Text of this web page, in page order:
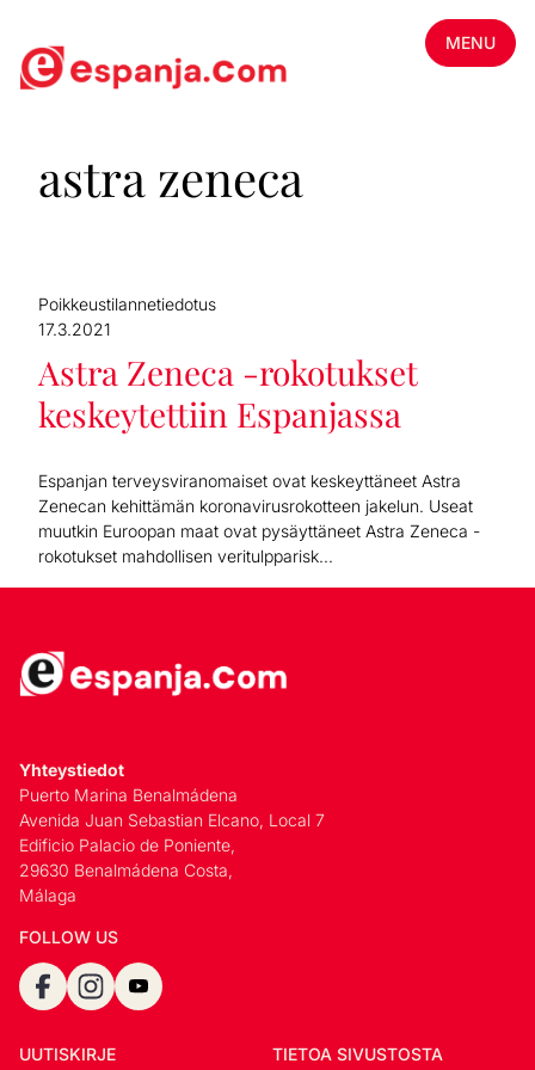
MENU
astra zeneca
Poikkeustilannetiedotus
17.3.2021
Astra Zeneca -rokotukset
keskeytettiin Espanjassa
Espanjan terveysviranomaiset ovat keskeyttäneet Astra
Zenecan kehittämän koronavirusrokotteen jakelun. Useat
muutkin Euroopan maat ovat pysäyttäneet Astra Zeneca -
rokotukset mahdollisen veritulpparisk...
Yhteystiedot
Puerto Marina Benalmádena
Avenida Juan Sebastian Elcano, Local 7
Edificio Palacio de Poniente,
29630 Benalmádena Costa,
Málaga
FOLLOW US
UUTISKIRJE TIETOA SIVUSTOSTA